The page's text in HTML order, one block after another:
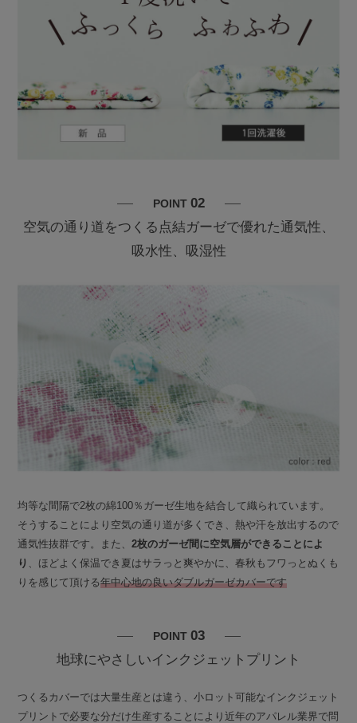
POINT 02
空気の通り道をつくる点結ガーゼで優れた通気性、
吸水性、吸湿性
均等な間隔で2枚の綿100％ガーゼ生地を結合して織られています。
そうすることにより空気の通り道が多くでき、熱や汗を放出するので
通気性抜群です。また、2枚のガーゼ間に空気層ができることによ
り
、ほどよく保温でき夏はサラっと爽やかに、春秋もフワっとぬくも
りを感じて頂ける年中心地の良いダブルガーゼカバーです
POINT 03
地球にやさしいインクジェットプリント
つくるカバーでは大量生産とは違う、小ロット可能なインクジェット
プリントで必要な分だけ生産することにより近年のアパレル業界で問